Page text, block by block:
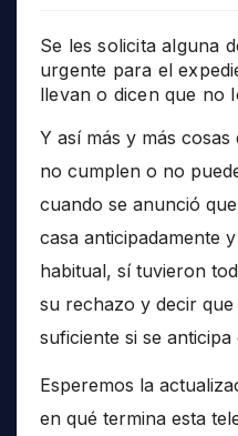
Se les solicita alguna
urgente para el
llevan o dicen que no
Y así más y más
no cumplen o no
cuando se anunció
casa anticipadamente
habitual, sí tuvieron
su rechazo y decir
suficiente si se
Esperemos la
en qué termina esta